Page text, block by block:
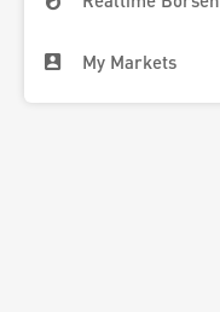
My Markets